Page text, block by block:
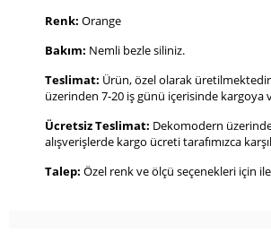
Renk: Orange
Bakım: Nemli bezle siliniz.
Teslimat: Ürün, özel olarak
üzerinden 7-20 iş günü içerisinde kargoya
Ücretsiz Teslimat: Dekomodern
alışverişlerde kargo ücreti tarafımızca
Talep: Özel renk ve ölçü seçenekleri için